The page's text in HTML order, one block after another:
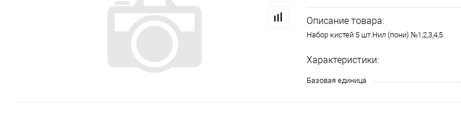
Описание товара:
Набор кистей 5 шт.Нил (пони) №1,2,3,4,5
Характеристики:
Базовая единица